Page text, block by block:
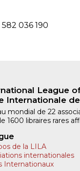
582 036 190
League
Internationale
mondial de 22
1600 libraires rares
de la LILA
internationales
Internationaux